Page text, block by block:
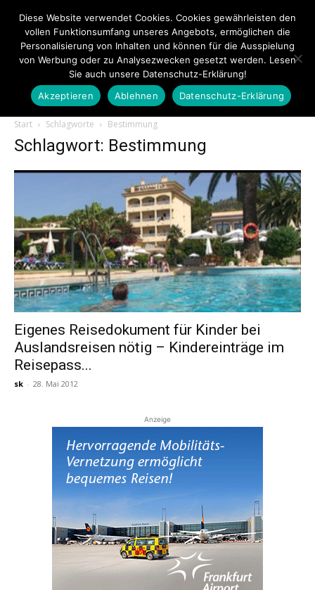
Touristiknews.de
Touristiknews
und
Reiseempfehlungen.
Start Schlagworte Bestimmung
Schlagwort: Bestimmung
Eigenes Reisedokument für Kinder bei
Auslandsreisen nötig – Kindereinträge im
Reisepass...
sk - 28. Mai 2012
Anzeige
Diese Website verwendet Cookies. Cookies gewährleisten den
vollen Funktionsumfang unseres Angebots, ermöglichen die
Personalisierung von Inhalten und können für die Ausspielung
von Werbung oder zu Analysezwecken gesetzt werden. Lesen
Sie auch unsere Datenschutz-Erklärung!
Akzeptieren
Ablehnen Datenschutz-Erklärung